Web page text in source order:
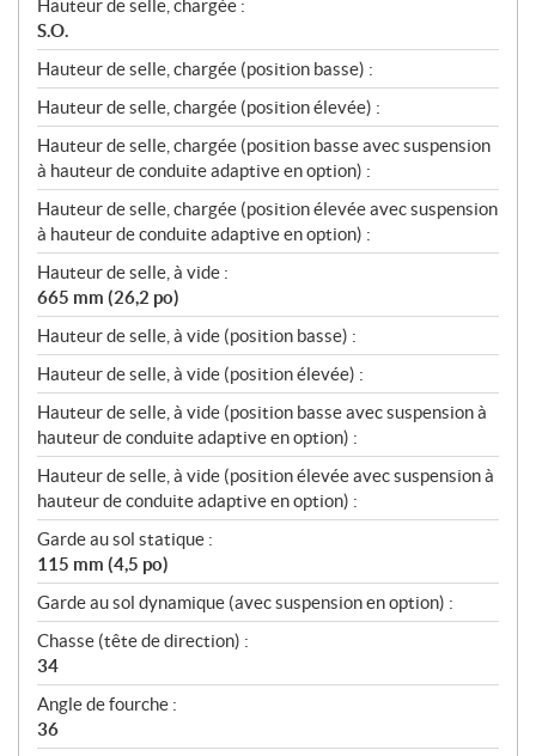
Hauteur de selle, chargée :
S.O.
Hauteur de selle, chargée (position basse) :
Hauteur de selle, chargée (position élevée) :
Hauteur de selle, chargée (position basse avec suspension
à hauteur de conduite adaptive en option) :
Hauteur de selle, chargée (position élevée avec suspension
à hauteur de conduite adaptive en option) :
Hauteur de selle, à vide :
665 mm (26,2 po)
Hauteur de selle, à vide (position basse) :
Hauteur de selle, à vide (position élevée) :
Hauteur de selle, à vide (position basse avec suspension à
hauteur de conduite adaptive en option) :
Hauteur de selle, à vide (position élevée avec suspension à
hauteur de conduite adaptive en option) :
Garde au sol statique :
115 mm (4,5 po)
Garde au sol dynamique (avec suspension en option) :
Chasse (tête de direction) :
34
Angle de fourche :
36